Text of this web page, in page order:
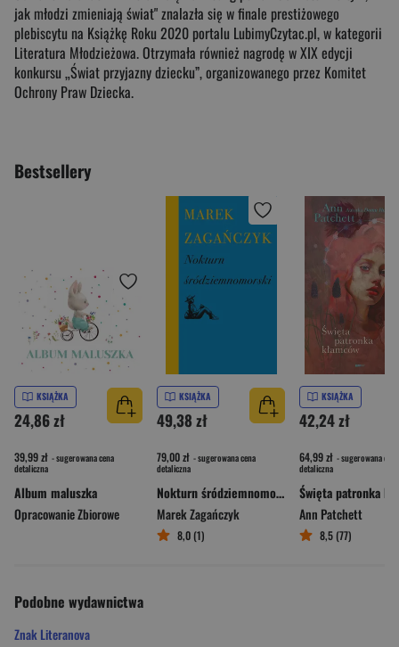
jak młodzi zmieniają świat" znalazła się w finale prestiżowego
plebiscytu na Książkę Roku 2020 portalu LubimyCzytac.pl, w kategorii
Literatura Młodzieżowa. Otrzymała również nagrodę w XIX edycji
konkursu „Świat przyjazny dziecku”, organizowanego przez Komitet
Ochrony Praw Dziecka.
Bestsellery
KSIĄŻKA
24,86 zł
39,99 zł - sugerowana cena
detaliczna
Album maluszka
Opracowanie Zbiorowe
KSIĄŻKA
49,38 zł
79,00 zł - sugerowana cena
detaliczna
Nokturn śródziemnomorski
Marek Zagańczyk
8,0 (1)
KSIĄŻKA
42,24 zł
64,99 zł - sugerowana cena
detaliczna
Ann Patchett
8,5 (77)
Podobne wydawnictwa
Znak Literanova